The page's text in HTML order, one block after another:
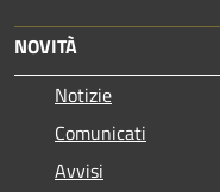
NOVITÀ
Notizie
Comunicati
Avvisi